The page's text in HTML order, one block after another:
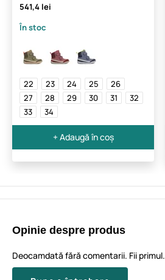
541,4 lei
În stoc
22 23 24 25
26
27
28 29 30 31
32
33
34
+ Adaugă în coș
Opinie despre produs
Deocamdată fără comentarii. Fii primul.